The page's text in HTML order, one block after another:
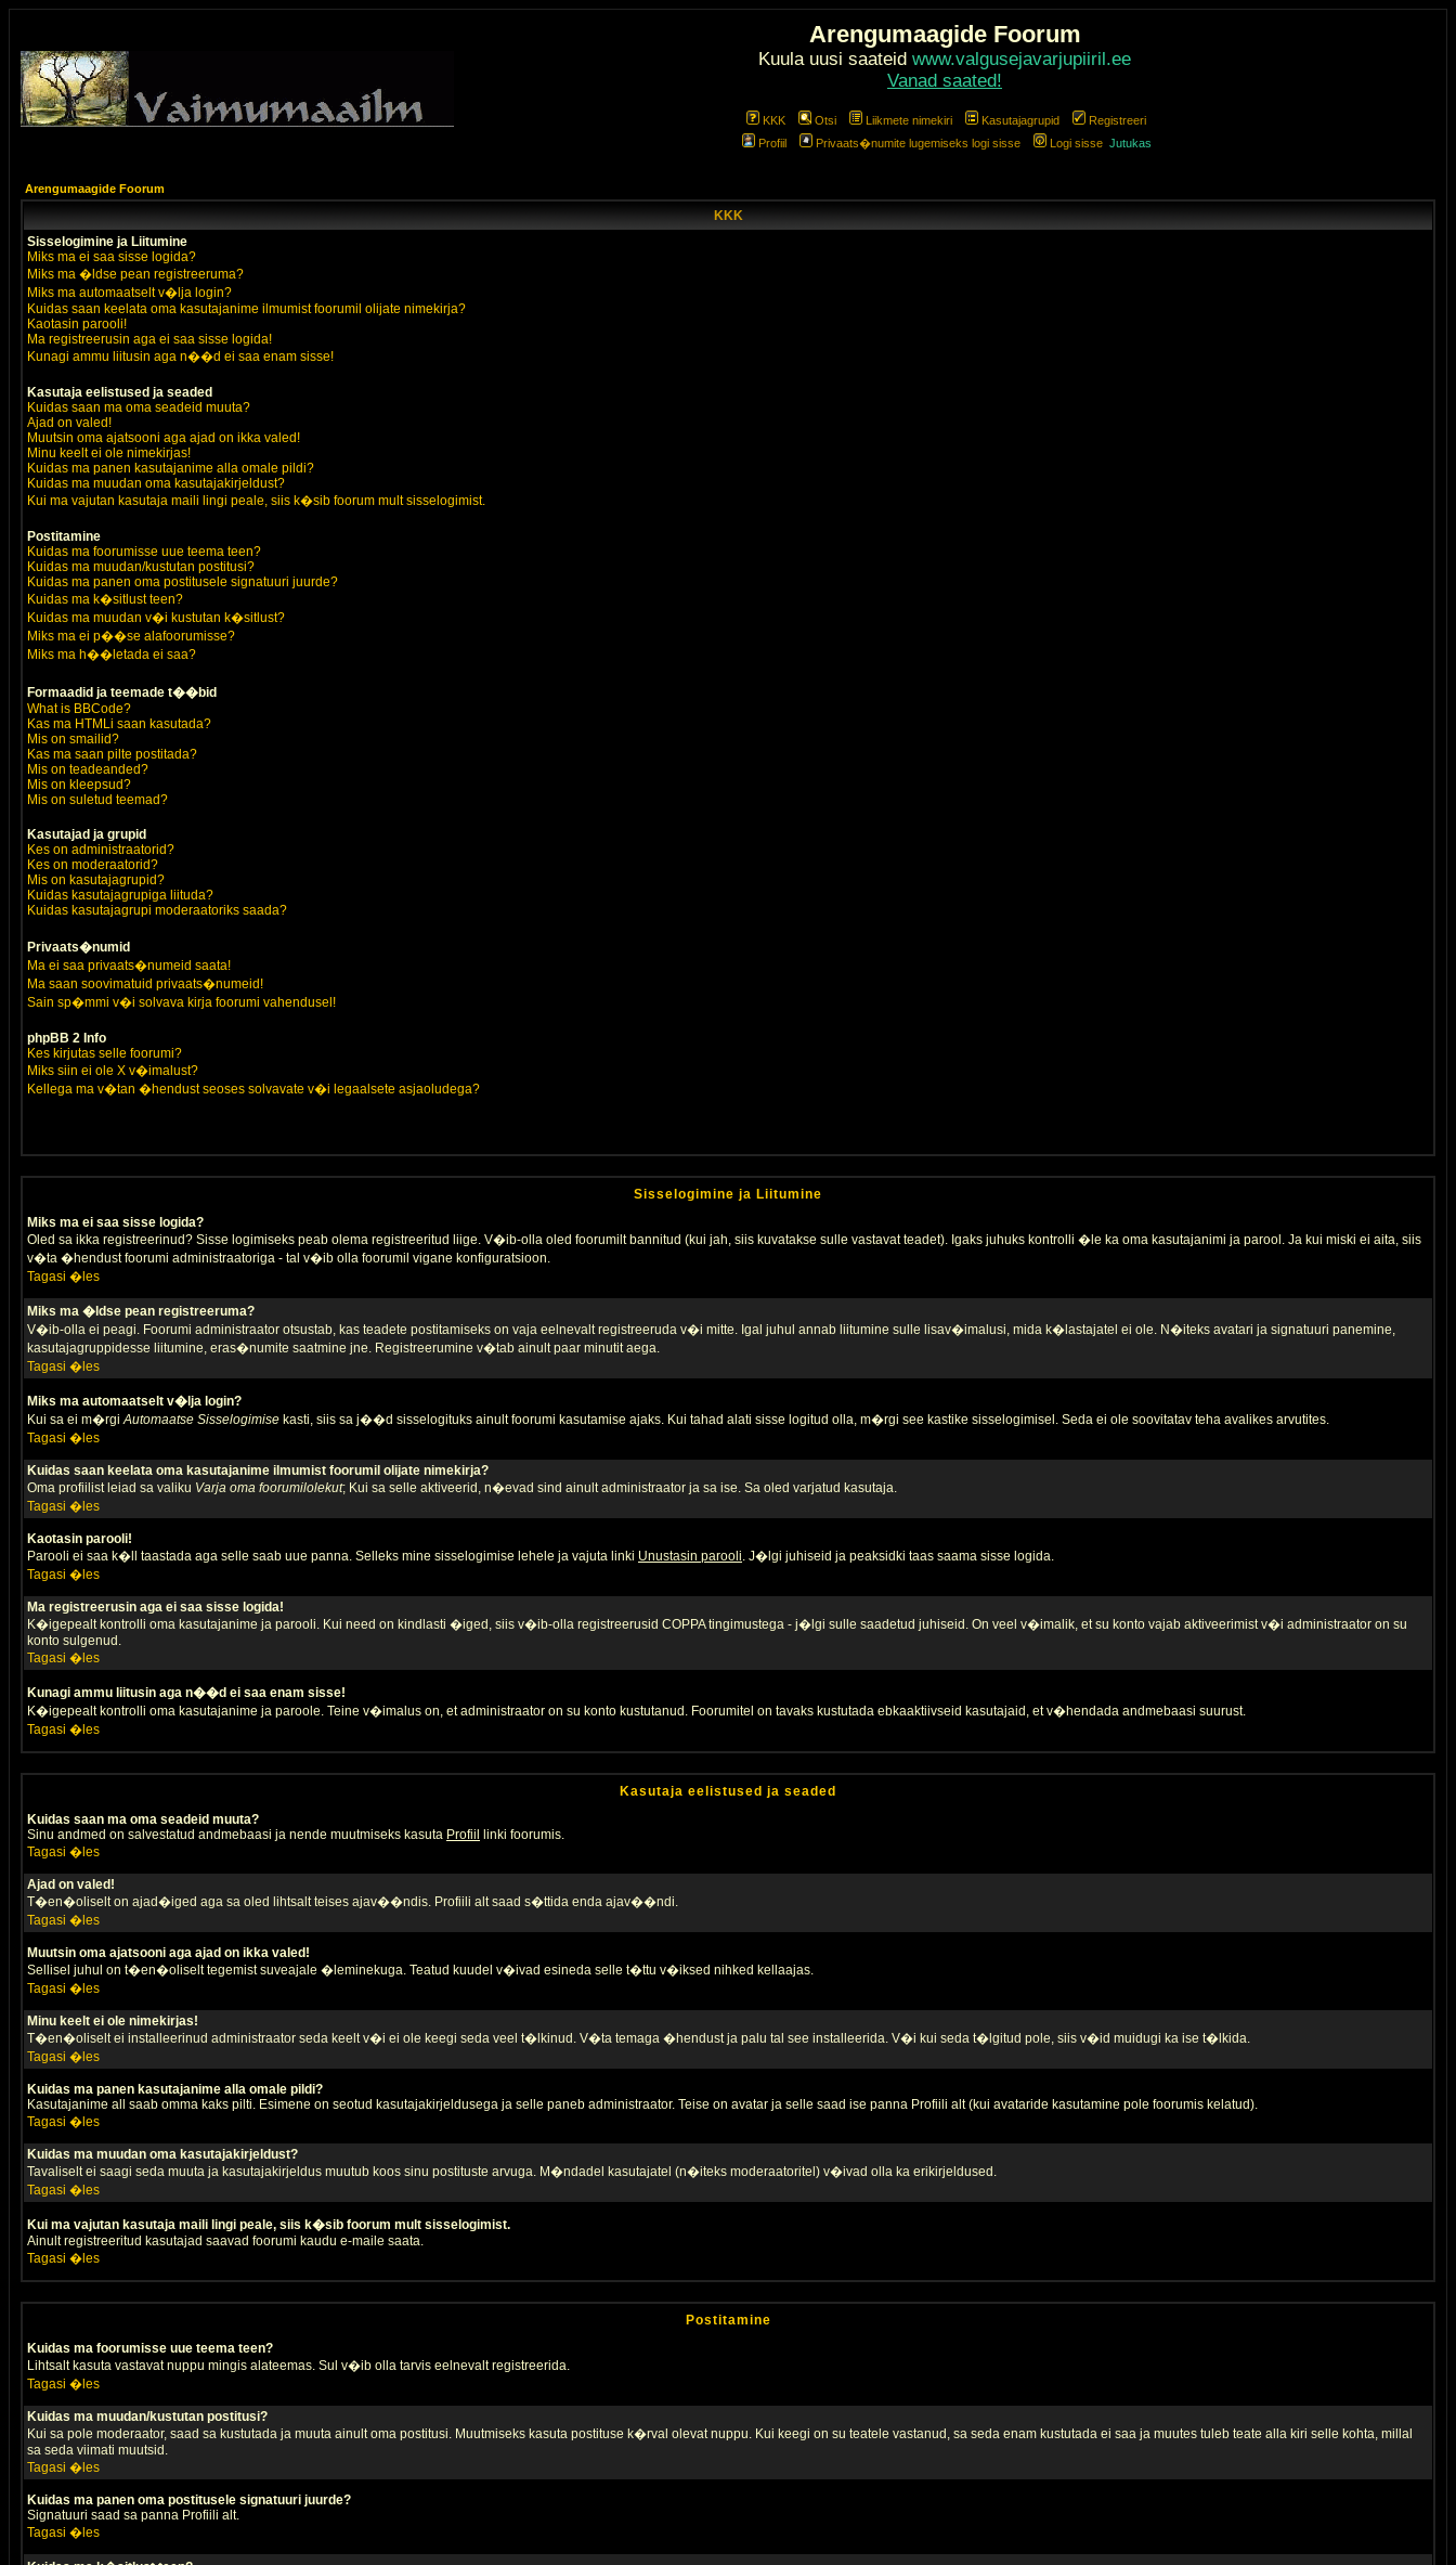
Arengumaagide Foorum
Kuula uusi saateid www.valgusejavarjupiiril.ee
Vanad saated!
KKK Otsi Liikmete nimekiri Kasutajagrupid
Registreeri
Profiil
Privaats�numite lugemiseks logi sisse Logi sisse Jutukas
Arengumaagide Foorum
KKK
Sisselogimine ja Liitumine
Miks ma ei saa sisse logida?
Miks ma �ldse pean registreeruma?
Miks ma automaatselt v�lja login?
Kuidas saan keelata oma kasutajanime ilmumist foorumil olijate nimekirja?
Kaotasin parooli!
Ma registreerusin aga ei saa sisse logida!
Kunagi ammu liitusin aga n��d ei saa enam sisse!
Kasutaja eelistused ja seaded
Kuidas saan ma oma seadeid muuta?
Ajad on valed!
Muutsin oma ajatsooni aga ajad on ikka valed!
Minu keelt ei ole nimekirjas!
Kuidas ma panen kasutajanime alla omale pildi?
Kuidas ma muudan oma kasutajakirjeldust?
Kui ma vajutan kasutaja maili lingi peale, siis k�sib foorum mult sisselogimist.
Postitamine
Kuidas ma foorumisse uue teema teen?
Kuidas ma muudan/kustutan postitusi?
Kuidas ma panen oma postitusele signatuuri juurde?
Kuidas ma k�sitlust teen?
Kuidas ma muudan v�i kustutan k�sitlust?
Miks ma ei p��se alafoorumisse?
Miks ma h��letada ei saa?
Formaadid ja teemade t��bid
What is BBCode?
Kas ma HTMLi saan kasutada?
Mis on smailid?
Kas ma saan pilte postitada?
Mis on teadeanded?
Mis on kleepsud?
Mis on suletud teemad?
Kasutajad ja grupid
Kes on administraatorid?
Kes on moderaatorid?
Mis on kasutajagrupid?
Kuidas kasutajagrupiga liituda?
Kuidas kasutajagrupi moderaatoriks saada?
Privaats�numid
Ma ei saa privaats�numeid saata!
Ma saan soovimatuid privaats�numeid!
Sain sp�mmi v�i solvava kirja foorumi vahendusel!
phpBB 2 Info
Kes kirjutas selle foorumi?
Miks siin ei ole X v�imalust?
Kellega ma v�tan �hendust seoses solvavate v�i legaalsete asjaoludega?
Sisselogimine ja Liitumine
Miks ma ei saa sisse logida?
Oled sa ikka registreerinud? Sisse logimiseks peab olema registreeritud liige. V�ib-olla oled foorumilt bannitud (kui jah, siis kuvatakse sulle vastavat teadet). Igaks juhuks kontrolli �le ka oma kasutajanimi ja parool. Ja kui miski ei aita, siis
v�ta �hendust foorumi administraatoriga - tal v�ib olla foorumil vigane konfiguratsioon.
Tagasi �les
Miks ma �ldse pean registreeruma?
V�ib-olla ei peagi. Foorumi administraator otsustab, kas teadete postitamiseks on vaja eelnevalt registreeruda v�i mitte. Igal juhul annab liitumine sulle lisav�imalusi, mida k�lastajatel ei ole. N�iteks avatari ja signatuuri panemine,
kasutajagruppidesse liitumine, eras�numite saatmine jne. Registreerumine v�tab ainult paar minutit aega.
Tagasi �les
Miks ma automaatselt v�lja login?
Kui sa ei m�rgiAutomaatse Sisselogimise kasti, siis sa j��d sisselogituks ainult foorumi kasutamise ajaks. Kui tahad alati sisse logitud olla, m�rgi see kastike sisselogimisel. Seda ei ole soovitatav teha avalikes arvutites.
Tagasi �les
Kuidas saan keelata oma kasutajanime ilmumist foorumil olijate nimekirja?
Oma profiilist leiad sa valiku Varja oma foorumilolekut; Kui sa selle aktiveerid, n�evad sind ainult administraator ja sa ise. Sa oled varjatud kasutaja.
Tagasi �les
Kaotasin parooli!
Parooli ei saa k�ll taastada aga selle saab uue panna. Selleks mine sisselogimise lehele ja vajuta linki Unustasin parooli. J�lgi juhiseid ja peaksidki taas saama sisse logida.
Tagasi �les
Ma registreerusin aga ei saa sisse logida!
K�igepealt kontrolli oma kasutajanime ja parooli. Kui need on kindlasti �iged, siis v�ib-olla registreerusid COPPA tingimustega - j�lgi sulle saadetud juhiseid. On veel v�imalik, et su konto vajab aktiveerimist v�i administraator on su
konto sulgenud.
Tagasi �les
Kunagi ammu liitusin aga n��d ei saa enam sisse!
K�igepealt kontrolli oma kasutajanime ja paroole. Teine v�imalus on, et administraator on su konto kustutanud. Foorumitel on tavaks kustutada ebkaaktiivseid kasutajaid, et v�hendada andmebaasi suurust.
Tagasi �les
Kasutaja eelistused ja seaded
Kuidas saan ma oma seadeid muuta?
Sinu andmed on salvestatud andmebaasi ja nende muutmiseks kasuta Profiil
linki foorumis.
Tagasi �les
Ajad on valed!
T�en�oliselt on ajad�iged aga sa oled lihtsalt teises ajav��ndis. Profiili alt saad s�ttida enda ajav��ndi.
Tagasi �les
Muutsin oma ajatsooni aga ajad on ikka valed!
Sellisel juhul on t�en�oliselt tegemist suveajale �leminekuga. Teatud kuudel v�ivad esineda selle t�ttu v�iksed nihked kellaajas.
Tagasi �les
Minu keelt ei ole nimekirjas!
T�en�oliselt ei installeerinud administraator seda keelt v�i ei ole keegi seda veel t�lkinud. V�ta temaga �hendust ja palu tal see installeerida. V�i kui seda t�lgitud pole, siis v�id muidugi ka ise t�lkida.
Tagasi �les
Kuidas ma panen kasutajanime alla omale pildi?
Kasutajanime all saab omma kaks pilti. Esimene on seotud kasutajakirjeldusega ja selle paneb administraator. Teise on avatar ja selle saad ise panna Profiili alt (kui avataride kasutamine pole foorumis kelatud).
Tagasi �les
Kuidas ma muudan oma kasutajakirjeldust?
Tavaliselt ei saagi seda muuta ja kasutajakirjeldus muutub koos sinu postituste arvuga. M�ndadel kasutajatel (n�iteks moderaatoritel) v�ivad olla ka erikirjeldused.
Tagasi �les
Kui ma vajutan kasutaja maili lingi peale, siis k�sib foorum mult sisselogimist.
Ainult registreeritud kasutajad saavad foorumi kaudu e-maile saata.
Tagasi �les
Postitamine
Kuidas ma foorumisse uue teema teen?
Lihtsalt kasuta vastavat nuppu mingis alateemas. Sul v�ib olla tarvis eelnevalt registreerida.
Tagasi �les
Kuidas ma muudan/kustutan postitusi?
Kui sa pole moderaator, saad sa kustutada ja muuta ainult oma postitusi. Muutmiseks kasuta postituse k�rval olevat nuppu. Kui keegi on su teatele vastanud, sa seda enam kustutada ei saa ja muutes tuleb teate alla kiri selle kohta, millal
sa seda viimati muutsid.
Tagasi �les
Kuidas ma panen oma postitusele signatuuri juurde?
Signatuuri saad sa panna Profiili alt.
Tagasi �les